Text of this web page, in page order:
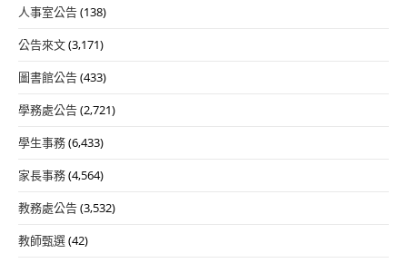
人事室公告(138)
公告來文(3,171)
圖書館公告(433)
學務處公告(2,721)
學生事務(6,433)
家長事務(4,564)
教務處公告(3,532)
教師甄選(42)